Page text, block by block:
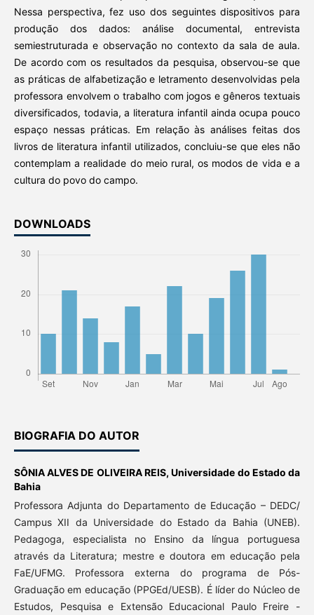
Nessa perspectiva, fez uso dos seguintes dispositivos para
produção dos dados: análise documental, entrevista
semiestruturada e observação no contexto da sala de aula.
De acordo com os resultados da pesquisa, observou-se que
as práticas de alfabetização e letramento desenvolvidas pela
professora envolvem o trabalho com jogos e gêneros textuais
diversificados, todavia, a literatura infantil ainda ocupa pouco
espaço nessas práticas. Em relação às análises feitas dos
livros de literatura infantil utilizados, concluiu-se que eles não
contemplam a realidade do meio rural, os modos de vida e a
cultura do povo do campo.
DOWNLOADS
BIOGRAFIA DO AUTOR
SÔNIA ALVES DE OLIVEIRA REIS,Universidade do Estado da
Bahia
Professora Adjunta do Departamento de Educação – DEDC/
Campus XII da Universidade do Estado da Bahia (UNEB).
Pedagoga, especialista no Ensino da língua portuguesa
através da Literatura; mestre e doutora em educação pela
FaE/UFMG. Professora externa do programa de Pós-
Graduação em educação (PPGEd/UESB). É líder do Núcleo de
Estudos, Pesquisa e Extensão Educacional Paulo Freire -